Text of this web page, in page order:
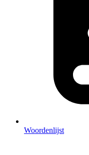
Woordenlijst